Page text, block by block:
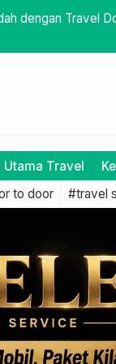
Jadwal dan
Utama Travel
to door #travel